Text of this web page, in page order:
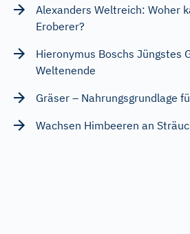
Alexanders Weltreich: Woher
Eroberer?
Hieronymus Boschs Jüngstes
Weltenende
Gräser – Nahrungsgrundlage
Wachsen Himbeeren an